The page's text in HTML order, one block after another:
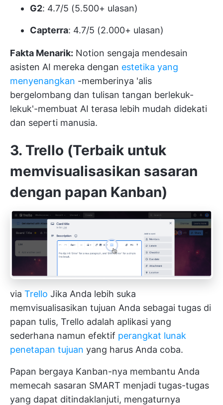
G2: 4.7/5 (5.500+ ulasan)
Capterra: 4.7/5 (2.000+ ulasan)
Fakta Menarik: Notion sengaja mendesain
asisten AI mereka dengan estetika yang
menyenangkan -memberinya 'alis
bergelombang dan tulisan tangan berlekuk-
lekuk'-membuat AI terasa lebih mudah didekati
dan seperti manusia.
3. Trello (Terbaik untuk
memvisualisasikan sasaran
dengan papan Kanban)
via Trello Jika Anda lebih suka
memvisualisasikan tujuan Anda sebagai tugas di
papan tulis, Trello adalah aplikasi yang
sederhana namun efektif perangkat lunak
penetapan tujuan yang harus Anda coba.
Papan bergaya Kanban-nya membantu Anda
memecah sasaran SMART menjadi tugas-tugas
yang dapat ditindaklanjuti, mengaturnya